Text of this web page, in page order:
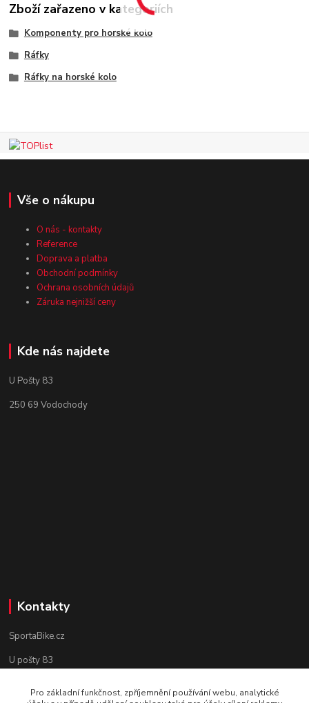
Zboží zařazeno v kategoriích
Komponenty pro horské kolo
Ráfky
Ráfky na horské kolo
Vše o nákupu
O nás - kontakty
Reference
Doprava a platba
Obchodní podmínky
Ochrana osobních údajů
Záruka nejnižší ceny
Kde nás najdete
U Pošty 83
250 69 Vodochody
Kontakty
SportaBike.cz
U pošty 83
Pro základní funkčnost, zpříjemnění používání webu, analytické